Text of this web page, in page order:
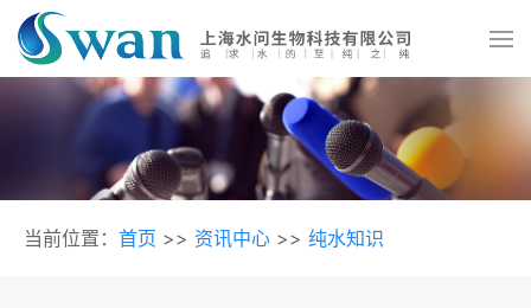
当前位置： 首页 >> 资讯中心 >> 纯水知识